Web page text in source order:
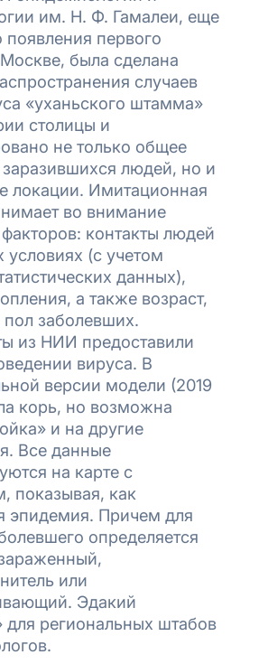
им. Н. Ф. Гамалеи, еще
появления первого
была сделана
случаев
«уханьского штамма»
столицы и
не только общее
заразившихся людей, но и
локации. Имитационная
во внимание
контакты людей
условиях (с учетом
данных),
а также возраст,
пол заболевших.
из НИИ предоставили
вируса. В
версии модели (2019
корь, но возможна
и на другие
Все данные
на карте с
показывая, как
эпидемия. Причем для
определяется
или
Эдакий
для региональных штабов